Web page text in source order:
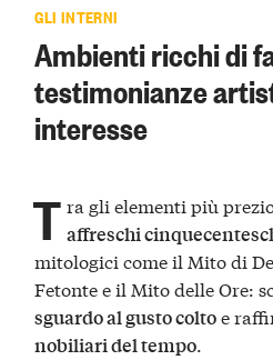
GLI INTERNI
Ambienti ricchi di
testimonianze
interesse
T ra gli elementi più
affreschi
mitologici come il Mito di
Fetonte e il Mito delle Ore:
sguardo al gusto coltoe
nobiliari del tempo.